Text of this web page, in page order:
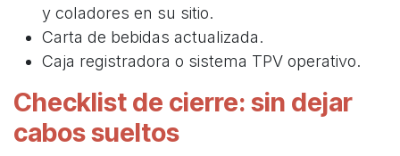
y coladores en su sitio.
Carta de bebidas actualizada.
Caja registradora o sistema TPV operativo.
Checklist de cierre: sin dejar
cabos sueltos